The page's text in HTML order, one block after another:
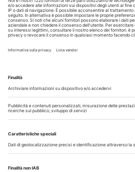
Iscriviti alla
Iscriviti gratuitamente al
nostra newsletter quotidiana
per consultare i contenuti a te